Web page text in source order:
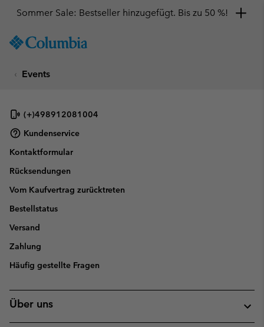
TO
SKIP
NAV
SKIP
SEARCH
Sommer Sale: Bestseller hinzugefügt. Bis zu 50 %!
Events
(+)498912081004
Kundenservice
Kontaktformular
Rücksendungen
Vom Kaufvertrag zurücktreten
Bestellstatus
Versand
Zahlung
Häufig gestellte Fragen
Über uns